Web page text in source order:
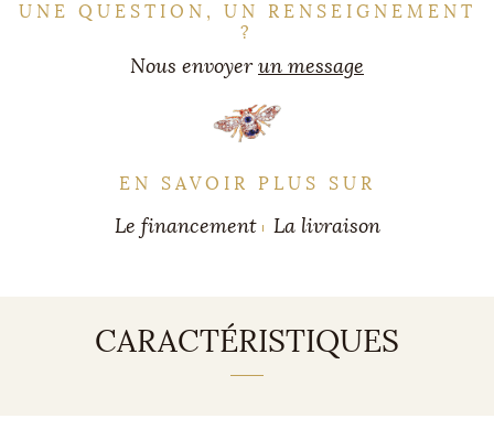
UNE QUESTION, UN RENSEIGNEMENT
?
Nous envoyerun message
EN SAVOIR PLUS SUR
Le financement La livraison
CARACTÉRISTIQUES